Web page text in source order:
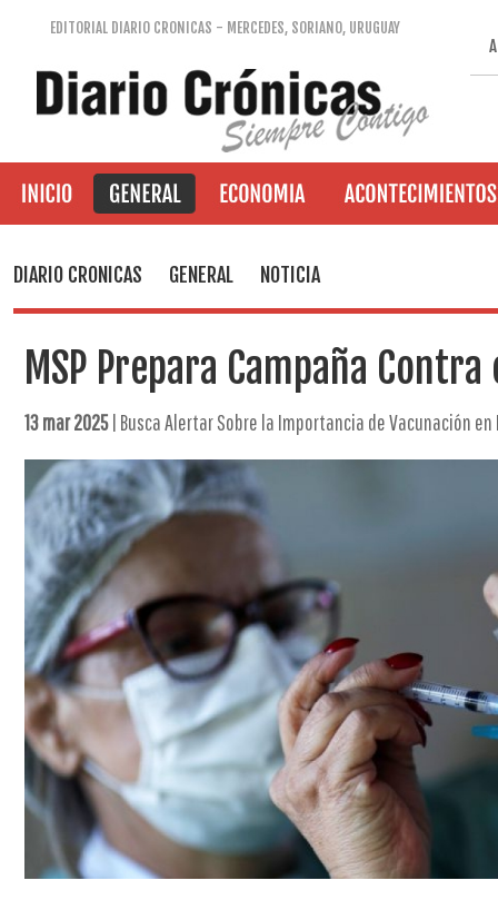
EDITORIAL DIARIO CRONICAS - MERCEDES, SORIANO, URUGUAY
DIARIO CRONICAS GENERAL NOTICIA
MSP Prepara Campaña
13 mar 2025| Busca Alertar Sobre la Importancia de Vacunación en